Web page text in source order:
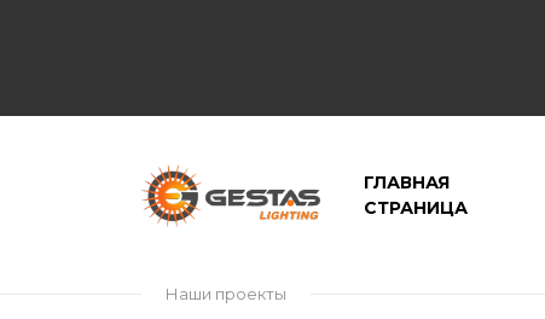
ГЛАВНАЯ
СТРАНИЦА
Наши проекты